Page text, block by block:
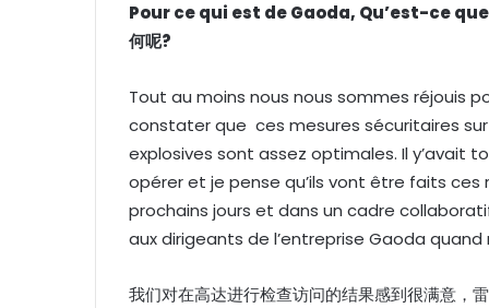
Pour ce qui est de Gaoda, Qu’est-ce
何呢?
Tout au moins nous nous sommes réjouis
constater que ces mesures sécuritaires
explosives sont assez optimales. Il y’avait
opérer et je pense qu’ils vont être faits ces
prochains jours et dans un cadre
aux dirigeants de l’entreprise Gaoda
我们对在高达进行检查访问的结果感到很满意，